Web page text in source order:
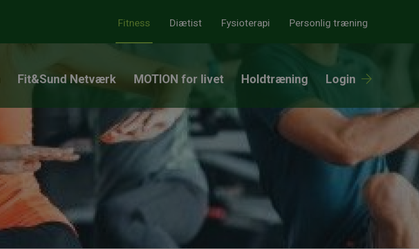
Fitness Diætist Fysioterapi Personlig træning
Fit&Sund Netværk MOTION for livet Holdtræning Login